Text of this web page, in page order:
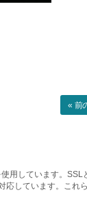
« 前
用しています。
応しています。これ